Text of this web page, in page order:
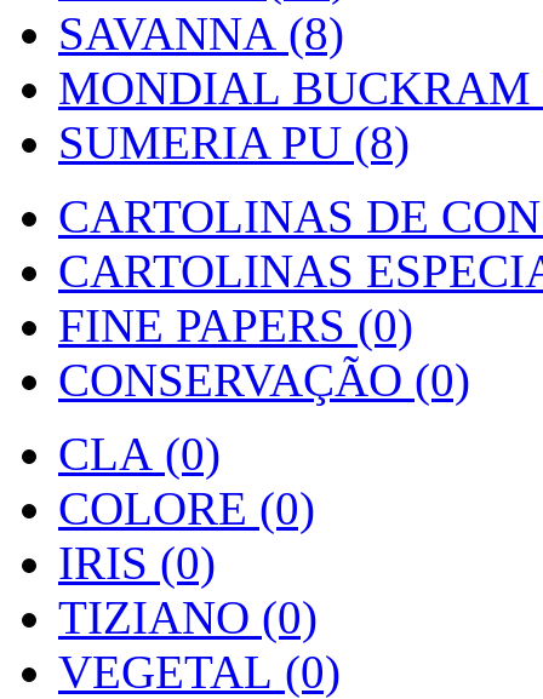
SAVANNA (8)
MONDIAL BUCKRAM
SUMERIA PU (8)
CARTOLINAS DE
CARTOLINAS
FINE PAPERS (0)
CONSERVAÇÃO (0)
CLA (0)
COLORE (0)
IRIS (0)
TIZIANO (0)
VEGETAL (0)